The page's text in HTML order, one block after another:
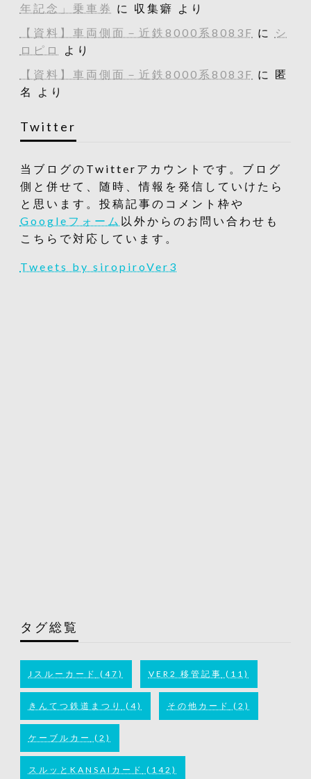
年記念」乗車券 に 収集癖
より
【資料】車両側面－近鉄8000系8083F に
シ
ロピロ
より
【資料】車両側面－近鉄8000系8083F に 匿
名
より
Twitter
当ブログのTwitterアカウントです。ブログ
側と併せて、随時、情報を発信していけたら
と思います。投稿記事のコメント枠や
Googleフォーム 以外からのお問い合わせも
こちらで対応しています。
Tweets by siropiroVer3
タグ総覧
Jスルーカード (47) VER2 移管記事 (11)
きんてつ鉄道まつり (4) その他カード (2)
ケーブルカー (2)
スルッとKANSAIカード (142)